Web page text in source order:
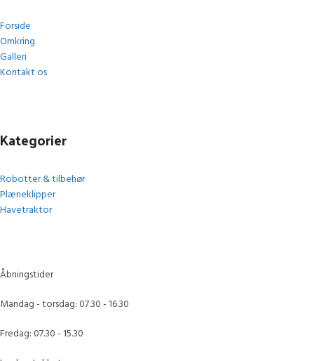
Forside
Omkring
Galleri
Kontakt os
Kategorier
Robotter & tilbehør
Plæneklipper
Havetraktor
Åbningstider
Mandag - torsdag: 07.30 - 16.30
Fredag: 07.30 - 15.30